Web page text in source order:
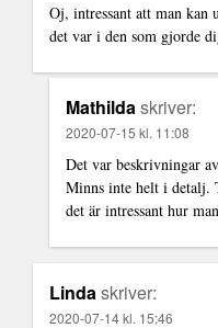
Oj, intressant att man kan
det var i den som gjorde
Mathildaskriver:
2020-07-15 kl. 11:08
Det var beskrivningar
Minns inte helt i detalj.
det är intressant hur
Lindaskriver:
2020-07-14 kl. 15:46